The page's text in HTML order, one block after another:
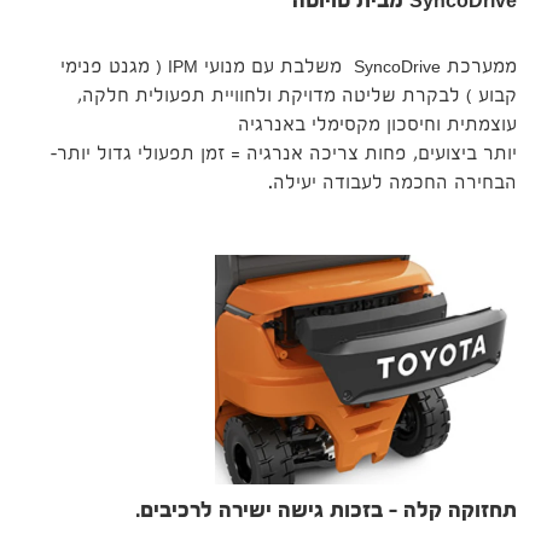
ממערכת SyncoDrive משלבת עם מנועי IPM ‏( מגנט פנימי
קבוע ) לבקרת שליטה מדויקת ולחוויית תפעולית חלקה,
עוצמתית וחיסכון מקסימלי באנרגיה
יותר ביצועים, פחות צריכה אנרגיה = זמן תפעולי גדול יותר–
הבחירה החכמה לעבודה יעילה.
תחזוקה קלה – בזכות גישה ישירה לרכיבים.